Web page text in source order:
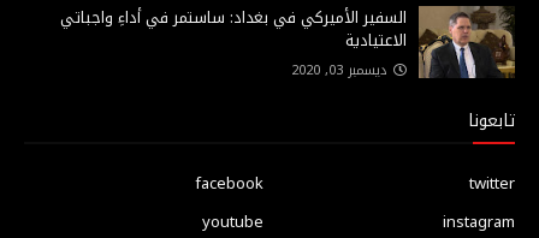
السفير الأميركي في بغداد: ساستمر في أداءِ واجباتي
الاعتيادية
ديسمبر 03, 2020
تابعونا
facebook
twitter
youtube
instagram